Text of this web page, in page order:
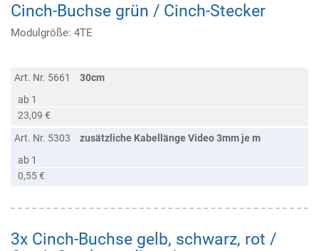
Cinch-Buchse grün / Cinch-Stecker
Modulgröße: 4TE
Art. Nr. 5661
30cm
ab 1
23,09 €
Art. Nr. 5303
zusätzliche Kabellänge Video 3mm je m
ab 1
0,55 €
3x Cinch-Buchse gelb, schwarz, rot /